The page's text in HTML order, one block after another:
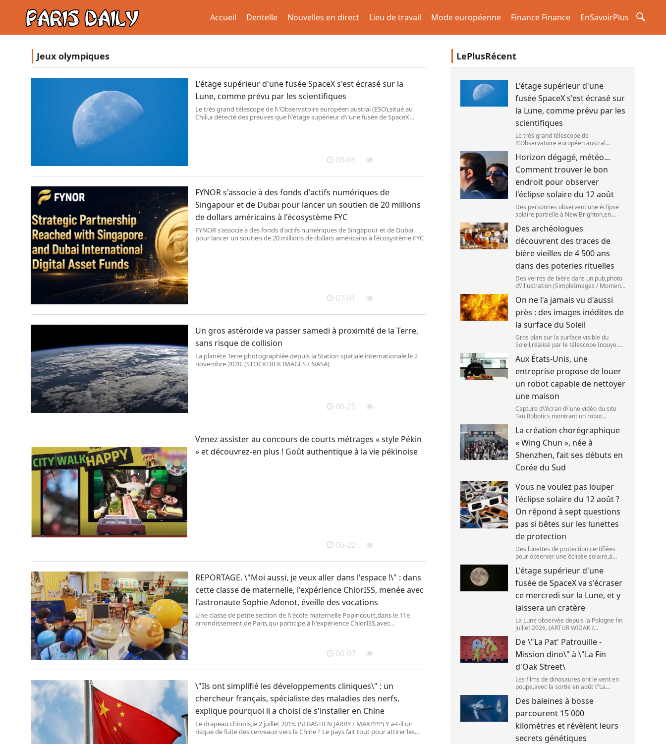
Accueil Dentelle Nouvelles en direct Lieu de travail Mode européenne Finance Finance EnSavoirPlus
Jeux olympiques
L'étage supérieur d'une fusée SpaceX s'est écrasé sur la
Lune, comme prévu par les scientifiques
Le très grand télescope de l\'Observatoire européen austral (ESO),situé au
Chili,a détecté des preuves que l\'étage supérieur d\'une fusée de SpaceX
08-06
FYNOR s'associe à des fonds d'actifs numériques de
Singapour et de Dubaï pour lancer un soutien de 20 millions
de dollars américains à l'écosystème FYC
FYNOR s'associe à des fonds d'actifs numériques de Singapour et de Dubaï
pour lancer un soutien de 20 millions de dollars américains à l'écosystème FYC
07-01
Un gros astéroïde va passer samedi à proximité de la Terre,
sans risque de collision
La planète Terre photographiée depuis la Station spatiale internationale,le 2
novembre 2020. (STOCKTREK IMAGES / NASA)
06-25
Venez assister au concours de courts métrages « style Pékin
» et découvrez-en plus ! Goût authentique à la vie pékinoise
06-22
REPORTAGE. \"Moi aussi, je veux aller dans l'espace !\" : dans
cette classe de maternelle, l'expérience ChlorISS, menée avec
l'astronaute Sophie Adenot, éveille des vocations
Une classe de petite section de l\'école maternelle Popincourt,dans le 11e
arrondissement de Paris,qui participe à l\'expérience ChlorISS,avec
06-07
\"Ils ont simplifié les développements cliniques\" : un
chercheur français, spécialiste des maladies des nerfs,
explique pourquoi il a choisi de s'installer en Chine
Le drapeau chinois,le 2 juillet 2015. (SEBASTIEN JARRY / MAXPPP) Y a-t-il un
risque de fuite des cerveaux vers la Chine ? Le pays fait tout pour attirer les
LePlusRécent
L'étage supérieur d'une
fusée SpaceX s'est écrasé sur
la Lune, comme prévu par les
scientifiques
Le très grand télescope de
l\'Observatoire européen austral
preuves que l\'étage supérieur d\'une
fusée de SpaceX s\'est bien écrasé sur
la Lune,le 5 aoû
Horizon dégagé, météo...
Comment trouver le bon
endroit pour observer
l'éclipse solaire du 12 août
Des personnes observent une éclipse
solaire partielle à New Brighton,en
2025. (SANKA VIDANAGAMA )
Des archéologues
découvrent des traces de
bière vieilles de 4 500 ans
dans des poteries rituelles
Des verres de bière dans un pub,photo
d\'illustration (SimpleImages / Moment
boisson alcoolisée du monde. Les
premières traces de bière ont été
retrouvées ch
On ne l'a jamais vu d'aussi
près : des images inédites de
la surface du Soleil
Gros plan sur la surface visible du
Soleil,réalisé par le télescope Inouye.
(NSF/NSO/AURA/MPS) Certains se
préparent peut-être à photographier le
mieux possible l\'éclipse solaire,prévue
le 1
Aux États-Unis, une
entreprise propose de louer
un robot capable de nettoyer
une maison
Capture d\'écran d\'une vidéo du site
Tau Robotics montrant un robot
cuisine. (Tau Robotics)
La création chorégraphique
« Wing Chun », née à
Shenzhen, fait ses débuts en
Corée du Sud
Vous ne voulez pas louper
l'éclipse solaire du 12 août ?
On répond à sept questions
pas si bêtes sur les lunettes
de protection
Des lunettes de protection certifiées
pour observer une éclipse solaire,à
2026. (JAIME REINA )
L'étage supérieur d'une
fusée de SpaceX va s'écraser
ce mercredi sur la Lune, et y
laissera un cratère
La Lune observée depuis la Pologne fin
juillet 2026. (ARTUR WIDAK /
fusée de SpaceX doit s\'écraser
accidentellement sur la Lune,mercredi
5 août. Cette coll
De \"La Pat' Patrouille -
Mission dino\" à \"La Fin
d'Oak Street\
Les films de dinosaures ont le vent en
poupe,avec la sortie en août \"La
d\'Oak Street\". (APOLLONIA HILVERDA
/ FRANCEINFO)
Des baleines à bosse
parcourent 15 000
kilomètres et révèlent leurs
secrets génétiques